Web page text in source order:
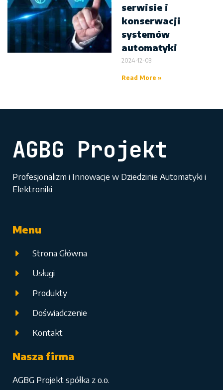
serwisie i
konserwacji
systemów
automatyki
2024-12-03
Read More »
AGBG Projekt
Profesjonalizm i Innowacje w Dziedzinie Automatyki i
Elektroniki
Menu
Strona Główna
Usługi
Produkty
Doświadczenie
Kontakt
Nasza firma
AGBG Projekt spółka z o.o.